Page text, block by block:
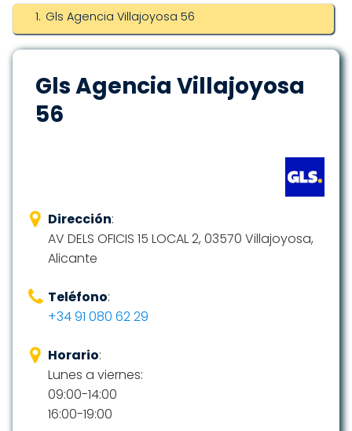
Gls Agencia Villajoyosa 56
Gls Agencia Villajoyosa
56
Dirección:
AV DELS OFICIS 15 LOCAL 2, 03570 Villajoyosa,
Alicante
Teléfono:
+34 91 080 62 29
Horario:
Lunes a viernes:
09:00-14:00
16:00-19:00